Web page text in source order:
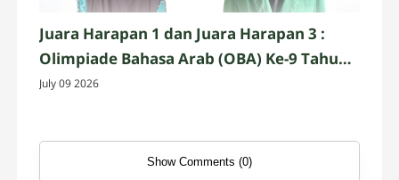
Juara Harapan 1 dan Juara Harapan 3 :
Olimpiade Bahasa Arab (OBA) Ke-9 Tahun
2026 Kategori MTs Negeri/Swasta Non
July 09 2026
Show Comments (0)